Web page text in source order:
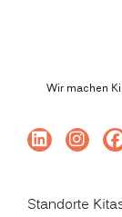
Wir machen
Standorte